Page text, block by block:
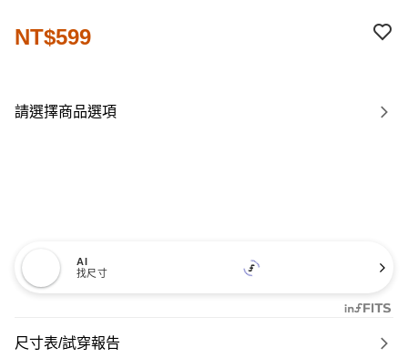
NT$599
請選擇商品選項
AI
找尺寸
尺寸表/試穿報告